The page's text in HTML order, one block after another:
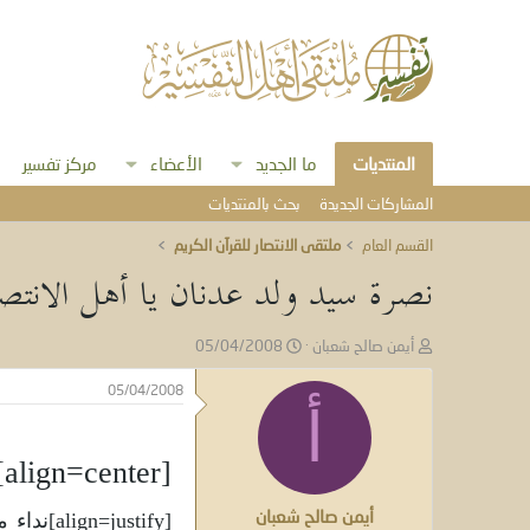
المنتديات ما الجديد الأعضاء مركز تفسير
المشاركات الجديدة بحث بالمنتديات
القسم العام ملتقى الانتصار للقرآن الكريم
نصرة سيد ولد عدنان يا أهل
ب
ا
أيمن صالح شعبان
ت
ا
ر
د
05/04/2008
أيمن صالح شعبان
05/04/2008
[align=center]
[align=justify]نداء من أخيكم لنصرة المصطفى